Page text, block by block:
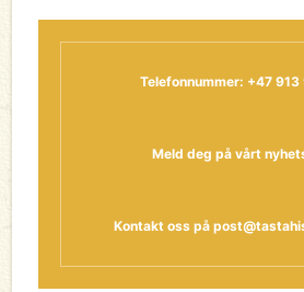
Telefonnummer: +47
Meld deg på vårt
Kontakt oss på